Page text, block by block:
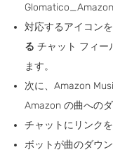
対応するアイコン
る チャット フィー
ます。
次に、Amazon
Amazon の曲への
チャットにリンク
ボットが曲のダウ